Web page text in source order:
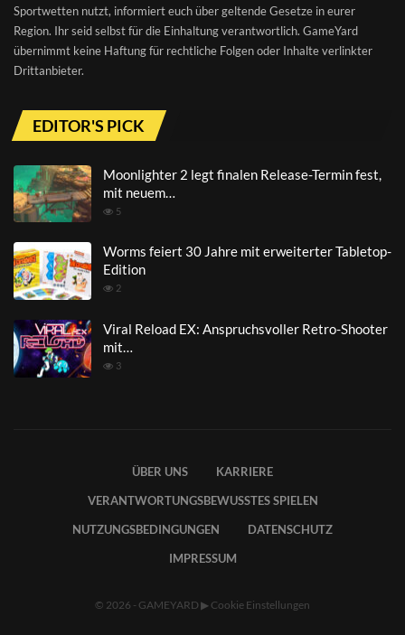
Sportwetten nutzt, informiert euch über geltende Gesetze in eurer
Region. Ihr seid selbst für die Einhaltung verantwortlich. GameYard
übernimmt keine Haftung für rechtliche Folgen oder Inhalte verlinkter
Drittanbieter.
EDITOR'S PICK
Moonlighter 2 legt finalen Release-Termin fest,
mit neuem…
5
Worms feiert 30 Jahre mit erweiterter Tabletop-
Edition
2
Viral Reload EX: Anspruchsvoller Retro-Shooter
mit…
3
ÜBER UNS
KARRIERE
VERANTWORTUNGSBEWUSSTES SPIELEN
NUTZUNGSBEDINGUNGEN
DATENSCHUTZ
IMPRESSUM
© 2026 - GAMEYARD ▶ Cookie Einstellungen